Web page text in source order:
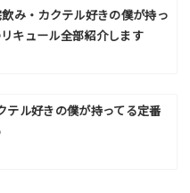
飲み・カクテル好きの僕が持っ
キュール全部紹介します
テル好きの僕が持ってる定番